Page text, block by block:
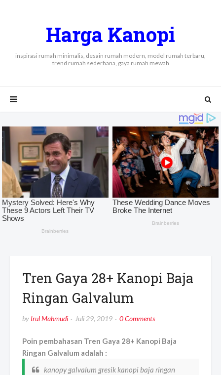
Harga Kanopi
inspirasi rumah minimalis, desain rumah modern, model rumah terbaru,
trend rumah sederhana, gaya rumah mewah
Tren Gaya 28+ Kanopi Baja
Ringan Galvalum
by Irul Mahmudi Juli 29, 2019 0 Comments
Poin pembahasan Tren Gaya 28+ Kanopi Baja
Ringan Galvalum adalah :
kanopy galvalum gresik kanopi baja ringan